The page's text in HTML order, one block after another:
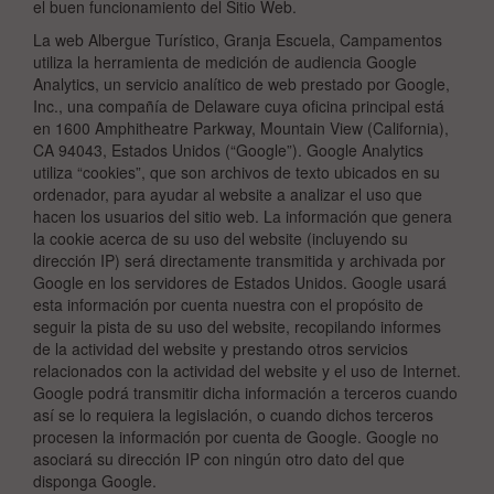
el buen funcionamiento del Sitio Web.
La web Albergue Turístico, Granja Escuela, Campamentos
utiliza la herramienta de medición de audiencia Google
Analytics, un servicio analítico de web prestado por Google,
Inc., una compañía de Delaware cuya oficina principal está
en 1600 Amphitheatre Parkway, Mountain View (California),
CA 94043, Estados Unidos (“Google”). Google Analytics
utiliza “cookies”, que son archivos de texto ubicados en su
ordenador, para ayudar al website a analizar el uso que
hacen los usuarios del sitio web. La información que genera
la cookie acerca de su uso del website (incluyendo su
dirección IP) será directamente transmitida y archivada por
Google en los servidores de Estados Unidos. Google usará
esta información por cuenta nuestra con el propósito de
seguir la pista de su uso del website, recopilando informes
de la actividad del website y prestando otros servicios
relacionados con la actividad del website y el uso de Internet.
Google podrá transmitir dicha información a terceros cuando
así se lo requiera la legislación, o cuando dichos terceros
procesen la información por cuenta de Google. Google no
asociará su dirección IP con ningún otro dato del que
disponga Google.